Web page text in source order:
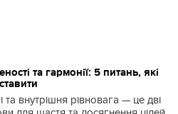
та гармонії: 5 питань, які
та внутрішня рівновага — це дві